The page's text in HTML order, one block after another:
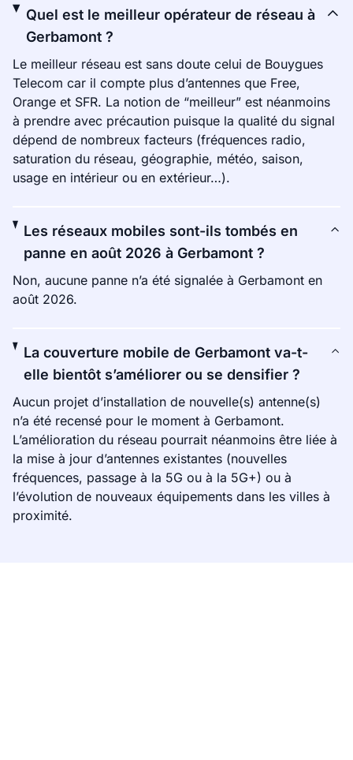
Quel est le meilleur opérateur de réseau à
Gerbamont ?
Le meilleur réseau est sans doute celui de Bouygues
Telecom car il compte plus d’antennes que Free,
Orange et SFR. La notion de “meilleur” est néanmoins
à prendre avec précaution puisque la qualité du signal
dépend de nombreux facteurs (fréquences radio,
saturation du réseau, géographie, météo, saison,
usage en intérieur ou en extérieur…).
Les réseaux mobiles sont-ils tombés en
panne en août 2026 à Gerbamont ?
Non, aucune panne n’a été signalée à Gerbamont en
août 2026.
La couverture mobile de Gerbamont va-t-
elle bientôt s’améliorer ou se densifier ?
Aucun projet d’installation de nouvelle(s) antenne(s)
n’a été recensé pour le moment à Gerbamont.
L’amélioration du réseau pourrait néanmoins être liée à
la mise à jour d’antennes existantes (nouvelles
fréquences, passage à la 5G ou à la 5G+) ou à
l’évolution de nouveaux équipements dans les villes à
proximité.